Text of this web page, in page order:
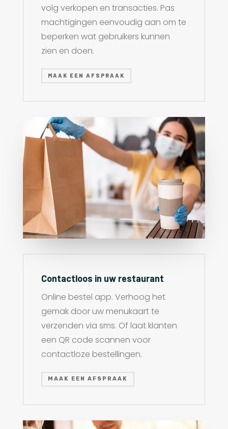
volg verkopen en transacties. Pas
machtigingen eenvoudig aan om te
beperken wat gebruikers kunnen
zien en doen.
MAAK EEN AFSPRAAK
Contactloos in uw restaurant
Online bestel app. Verhoog het
gemak door uw menukaart te
verzenden via sms. Of laat klanten
een QR code scannen voor
contactloze bestellingen.
MAAK EEN AFSPRAAK